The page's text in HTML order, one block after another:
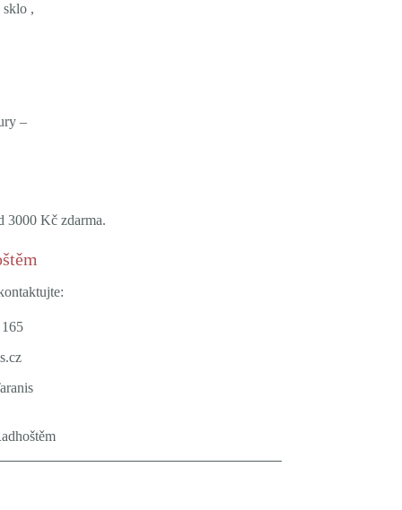
sklo ,
–
3000 Kč zdarma.